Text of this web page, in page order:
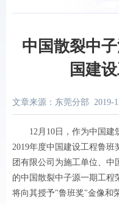
中国散裂中
国建
文章来源：东莞分部 2019-
12月 10 日， 作为中国建
2019年度中国建设工程鲁班
团有限公司为施工单位、中
的中国散裂中子源一期工程
将向其授予"鲁班奖"金像和